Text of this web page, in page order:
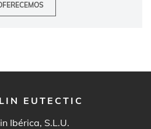
EUTECTIC
Ibérica, S.L.U.